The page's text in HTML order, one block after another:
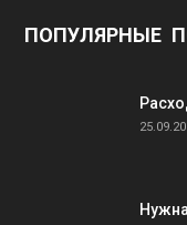
ПОПУЛЯРНЫЕ